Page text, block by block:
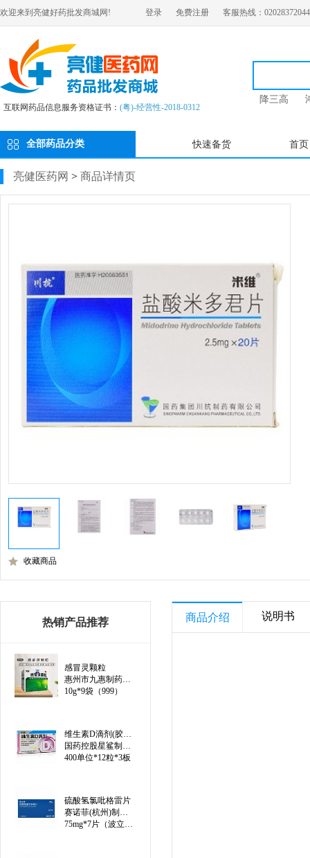
欢迎来到亮健好药批发商城网! 登录 免费注册 客服热线：02028372044
互联网药品信息服务资格证书： (粤)-经营性-2018-0312
降三高
全部药品分类 快速备货 首页
亮健医药网 > 商品详情页
收藏商品
热销产品推荐
感冒灵颗粒
惠州市九惠制药股份有限公司
10g*9袋（999）
维生素D滴剂(胶囊型)（线上）
国药控股星鲨制药(厦门)有限公司
400单位*12粒*3板
硫酸氢氯吡格雷片
赛诺菲(杭州)制药有限公司
75mg*7片（波立维）
商品介绍 说明书